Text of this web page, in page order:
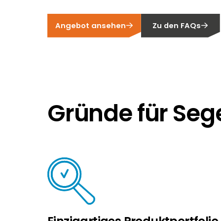
Angebot ansehen Zu den FAQs
Gründe für